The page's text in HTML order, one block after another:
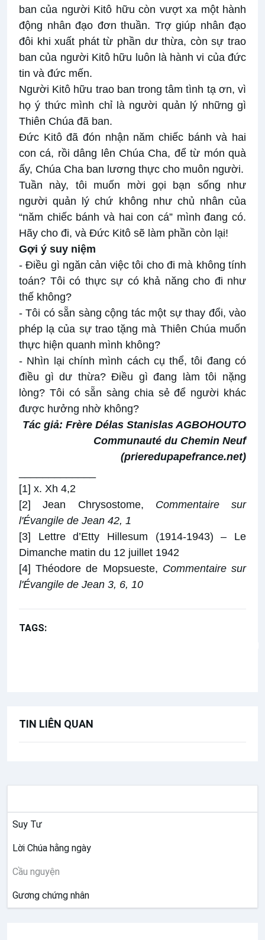
ban của người Kitô hữu còn vượt xa một hành
động nhân đạo đơn thuần. Trợ giúp nhân đạo
đôi khi xuất phát từ phần dư thừa, còn sự trao
ban của người Kitô hữu luôn là hành vi của đức
tin và đức mến.
Người Kitô hữu trao ban trong tâm tình tạ ơn, vì
họ ý thức mình chỉ là người quản lý những gì
Thiên Chúa đã ban.
Đức Kitô đã đón nhận năm chiếc bánh và hai
con cá, rồi dâng lên Chúa Cha, để từ món quà
ấy, Chúa Cha ban lương thực cho muôn người.
Tuần này, tôi muốn mời gọi bạn sống như
người quản lý chứ không như chủ nhân của
“năm chiếc bánh và hai con cá” mình đang có.
Hãy cho đi, và Đức Kitô sẽ làm phần còn lại!
Gợi ý suy niệm
- Điều gì ngăn cản việc tôi cho đi mà không tính
toán? Tôi có thực sự có khả năng cho đi như
thế không?
- Tôi có sẵn sàng cộng tác một sự thay đổi, vào
phép lạ của sự trao tặng mà Thiên Chúa muốn
thực hiện quanh mình không?
- Nhìn lại chính mình cách cụ thể, tôi đang có
điều gì dư thừa? Điều gì đang làm tôi nặng
lòng? Tôi có sẵn sàng chia sẻ để người khác
được hưởng nhờ không?
Tác giả: Frère Délas Stanislas AGBOHOUTO
Communauté du Chemin Neuf
(prieredupapefrance.net)
[1] x. Xh 4,2
[2] Jean Chrysostome, Commentaire sur
l'Évangile de Jean 42, 1
[3] Lettre d’Etty Hillesum (1914-1943) – Le
Dimanche matin du 12 juillet 1942
[4] Théodore de Mopsueste, Commentaire sur
l'Évangile de Jean 3, 6, 10
TAGS:
TIN LIÊN QUAN
Suy Tư
Lời Chúa hằng ngày
Cầu nguyện
Gương chứng nhân